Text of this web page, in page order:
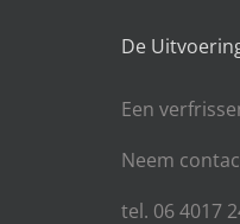
De
Een
Neem
tel. 06 4017